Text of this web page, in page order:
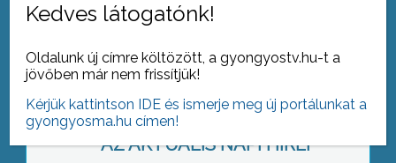
lakásrendelet értelmében nem is
AZ AKTUÁLIS NAPI HÍREI
Napkohókat is telepítenek
Kedves látogatónk!
Oldalunk új címre költözött, a gyongyostv.hu-t a
jövőben már nem frissítjük!
Kérjük kattintson IDE és ismerje meg új portálunkat a
gyongyosma.hu címen!